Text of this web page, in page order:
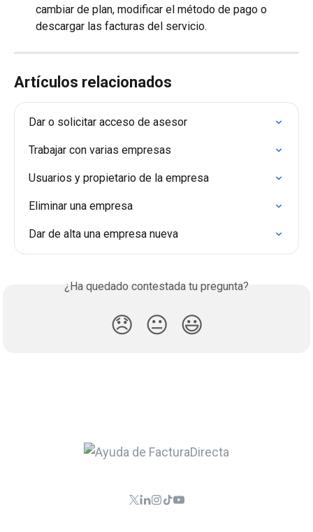
cambiar de plan, modificar el método de pago o
descargar las facturas del servicio.
Artículos relacionados
Dar o solicitar acceso de asesor
Trabajar con varias empresas
Usuarios y propietario de la empresa
Eliminar una empresa
Dar de alta una empresa nueva
¿Ha quedado contestada tu pregunta?
😞 😐 😃